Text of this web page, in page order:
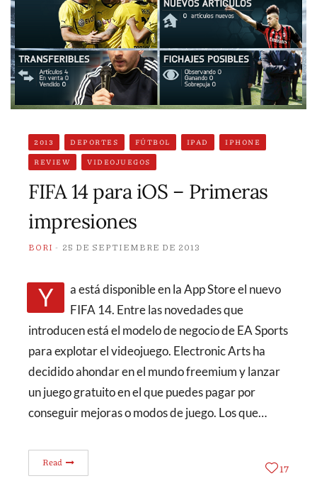
2013 DEPORTES FÚTBOL IPAD IPHONE
REVIEW VIDEOJUEGOS
FIFA 14 para iOS – Primeras
impresiones
BORI 25 DE SEPTIEMBRE DE 2013
Ya está disponible en la App Store el nuevo
FIFA 14. Entre las novedades que
introducen está el modelo de negocio de EA Sports
para explotar el videojuego. Electronic Arts ha
decidido ahondar en el mundo freemium y lanzar
un juego gratuito en el que puedes pagar por
conseguir mejoras o modos de juego. Los que…
Read 17